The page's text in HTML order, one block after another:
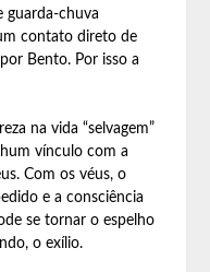
guarda-chuva
contato direto de
Bento. Por isso a
na vida “selvagem”
vínculo com a
Com os véus, o
e a consciência
se tornar o espelho
o exílio.